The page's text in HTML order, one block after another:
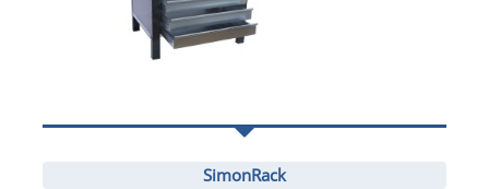
SimonRack